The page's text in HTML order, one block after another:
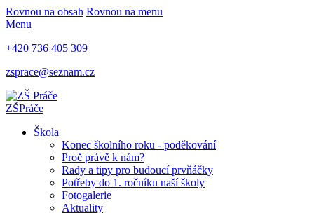
Rovnou na obsah Rovnou na menu
Menu
+420 736 405 309
zsprace@seznam.cz
ZŠPráče
Škola
Konec školního roku - poděkování
Proč právě k nám?
Rady a tipy pro budoucí prvňáčky
Potřeby do 1. ročníku naší školy
Fotogalerie
Aktuality